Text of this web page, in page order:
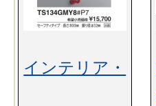
インテリア・